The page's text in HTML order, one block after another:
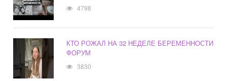
4798
КТО РОЖАЛ НА 32 НЕДЕЛЕ БЕРЕМЕННОСТИ
ФОРУМ
3830